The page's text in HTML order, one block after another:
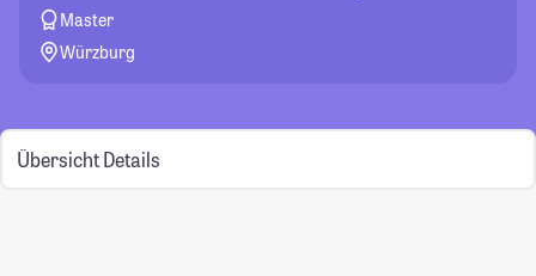
Master
Würzburg
Übersicht Details